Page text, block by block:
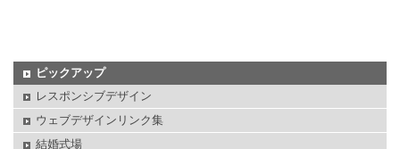
ピックアップ
レスポンシブデザイン
ウェブデザインリンク集
結婚式場